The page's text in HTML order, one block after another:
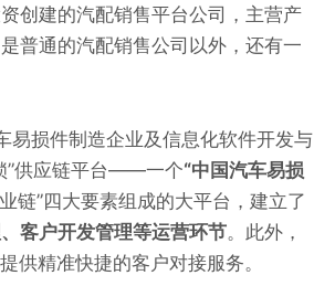
创建的汽配销售平台公司，主营产
普通的汽配销售公司以外，还有一
易损件制造企业及信息化软件开发与
”供应链平台——一个“中国汽车易损
链”四大要素组成的大平台，建立了
客户开发管理等运营环节。此外，
供精准快捷的客户对接服务。